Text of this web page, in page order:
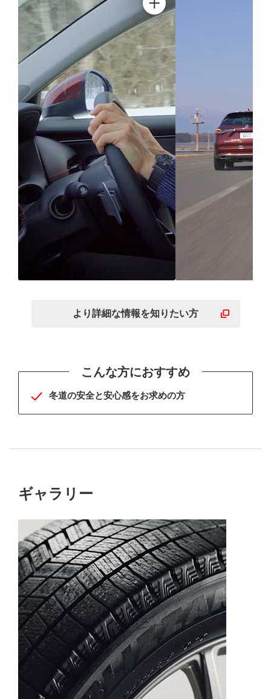
トロール性能だからより
でどんな日の
より詳細な情報を知りたい方
こんな方におすすめ
冬道の安全と安心感をお求めの方
ギャラリー